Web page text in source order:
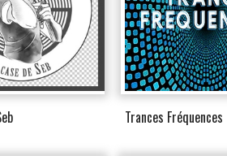
Trances Fréquences